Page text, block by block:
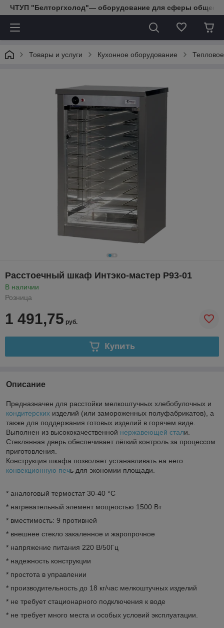
ЧТУП "Белторгхолод"— оборудование для сферы
Товары и услуги Кухонное оборудование
Расстоечный шкаф Интэко-мастер Р93-01
В наличии
Розница
1 491,75 руб.
Купить
Описание
Предназначен для расстойки мелкоштучных хлебобулочных и
кондитерских изделий (или замороженных полуфабрикатов), а
также для поддержания готовых изделий в горячем виде.
Выполнен из высококачественной нержавеющей стали.
Стеклянная дверь обеспечивает лёгкий контроль за процессом
приготовления.
Конструкция шкафа позволяет устанавливать на него
конвекционную печь для экономии площади.
* аналоговый термостат 30-40 °С
* нагревательный элемент мощностью 1500 Вт
* вместимость: 9 противней
* внешнее стекло закаленное и жаропрочное
* напряжение питания 220 В/50Гц
* надежность конструкции
* простота в управлении
* производительность до 18 кг/час мелкоштучных изделий
* не требует стационарного подключения к воде
* не требует много места и особых условий эксплуатации.